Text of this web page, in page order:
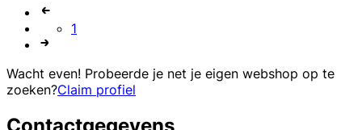
1
Wacht even! Probeerde je net je eigen webshop op te
zoeken?Claim profiel